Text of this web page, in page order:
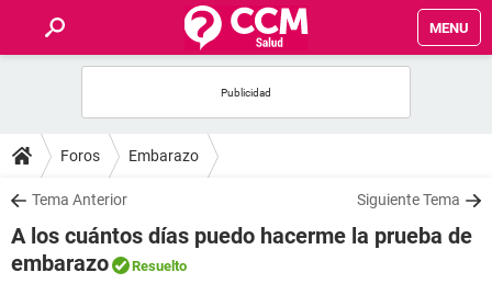
MENU
FOROS
SALUD
FAMILIA
Foros Embarazo
Tema Anterior Siguiente Tema
A los cuántos días puedo hacerme la prueba de
embarazo
Resuelto